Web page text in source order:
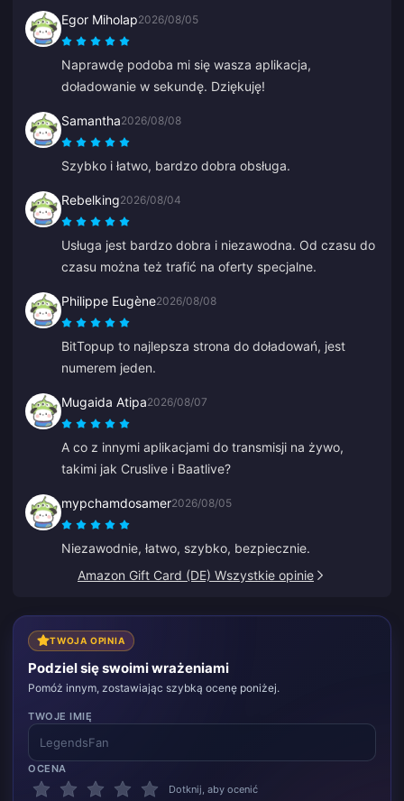
Egor Miholap2026/08/05
Naprawdę podoba mi się wasza aplikacja,
doładowanie w sekundę. Dziękuję!
Samantha2026/08/08
Szybko i łatwo, bardzo dobra obsługa.
Rebelking2026/08/04
Usługa jest bardzo dobra i niezawodna. Od czasu do
czasu można też trafić na oferty specjalne.
Philippe Eugène2026/08/08
BitTopup to najlepsza strona do doładowań, jest
numerem jeden.
Mugaida Atipa2026/08/07
A co z innymi aplikacjami do transmisji na żywo,
takimi jak Cruslive i Baatlive?
mypchamdosamer2026/08/05
Niezawodnie, łatwo, szybko, bezpiecznie.
Amazon Gift Card (DE) Wszystkie opinie
TWOJA OPINIA
Podziel się swoimi wrażeniami
Pomóż innym, zostawiając szybką ocenę poniżej.
TWOJE IMIĘ
OCENA
Dotknij, aby ocenić